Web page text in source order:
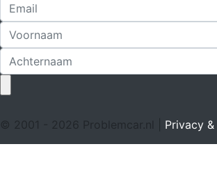
© 2001 - 2026 Problemcar.nl | Privacy